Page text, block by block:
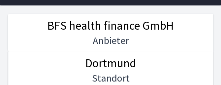
BFS health finance GmbH
Anbieter
Dortmund
Standort